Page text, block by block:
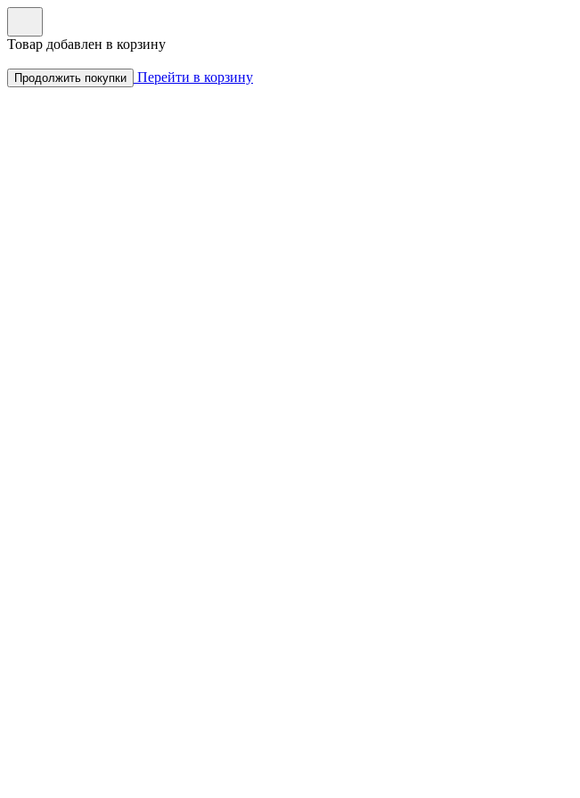
Товар добавлен в корзину
Продолжить покупки Перейти в корзину